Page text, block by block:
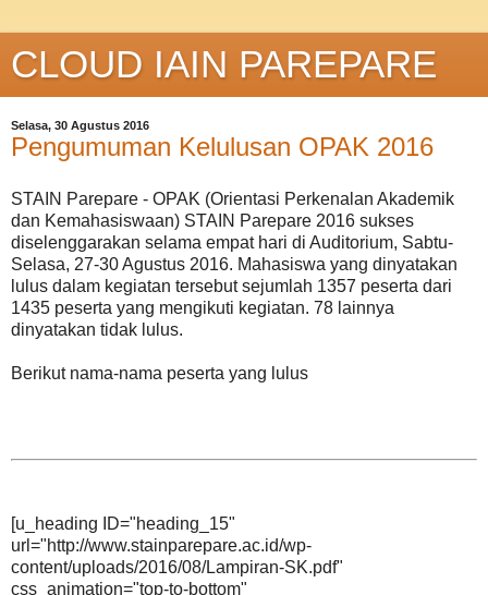
CLOUD IAIN PAREPARE
Selasa, 30 Agustus 2016
Pengumuman Kelulusan OPAK 2016
STAIN Parepare - OPAK (Orientasi Perkenalan Akademik
dan Kemahasiswaan) STAIN Parepare 2016 sukses
diselenggarakan selama empat hari di Auditorium, Sabtu-
Selasa, 27-30 Agustus 2016. Mahasiswa yang dinyatakan
lulus dalam kegiatan tersebut sejumlah 1357 peserta dari
1435 peserta yang mengikuti kegiatan. 78 lainnya
dinyatakan tidak lulus.
Berikut nama-nama peserta yang lulus
[u_heading ID="heading_15"
url="http://www.stainparepare.ac.id/wp-
content/uploads/2016/08/Lampiran-SK.pdf"
css_animation="top-to-bottom"